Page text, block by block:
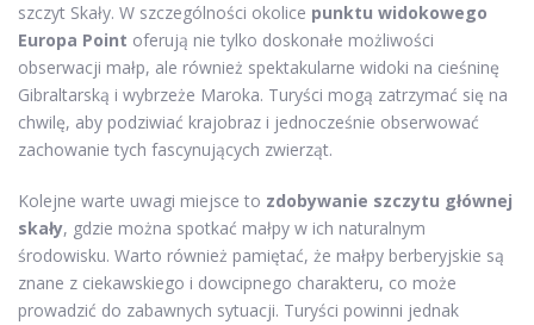
szczyt Skały. W szczególności okolice punktu widokowego
Europa Point oferują nie tylko doskonałe możliwości
obserwacji małp, ale również spektakularne widoki na cieśninę
Gibraltarską i wybrzeże Maroka. Turyści mogą zatrzymać się na
chwilę, aby podziwiać krajobraz i jednocześnie obserwować
zachowanie tych fascynujących zwierząt.
Kolejne warte uwagi miejsce to zdobywanie szczytu głównej
skały, gdzie można spotkać małpy w ich naturalnym
środowisku. Warto również pamiętać, że małpy berberyjskie są
znane z ciekawskiego i dowcipnego charakteru, co może
prowadzić do zabawnych sytuacji. Turyści powinni jednak